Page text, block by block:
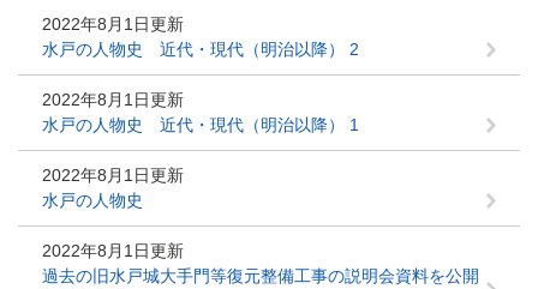
2022年8月1日更新
水戸の人物史 近代・現代（明治以降） 2
2022年8月1日更新
水戸の人物史 近代・現代（明治以降） 1
2022年8月1日更新
水戸の人物史
2022年8月1日更新
過去の旧水戸城大手門等復元整備工事の説明会資料を公開